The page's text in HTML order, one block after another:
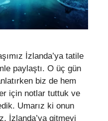
İzlanda’ya tatile
paylaştı. O üç gün
biz de hem
için notlar tuttuk ve
Umarız ki onun
İzlanda’ya gitmeyi